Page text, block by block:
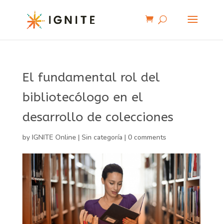
El fundamental rol del
bibliotecólogo en el
desarrollo de colecciones
by IGNITE Online | Sin categoría | 0 comments